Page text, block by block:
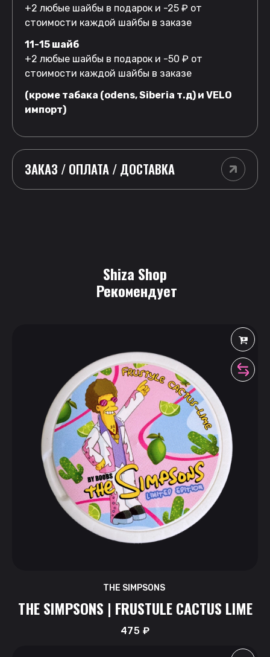
+2 любые шайбы в подарок и -25 ₽ от
стоимости каждой шайбы в заказе
11-15 шайб
+2 любые шайбы в подарок и -50 ₽ от
стоимости каждой шайбы в заказе
(кроме табака (odens, Siberia т.д) и VELO
импорт)
ЗАКАЗ / ОПЛАТА / ДОСТАВКА
Shiza Shop
Рекомендует
THE SIMPSONS
THE SIMPSONS | FRUSTULE CACTUS LIME
475 ₽